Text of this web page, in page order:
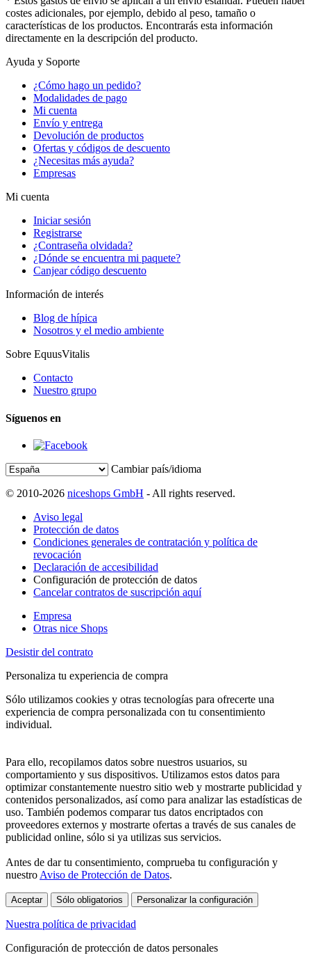
costes adicionales, por ejemplo, debido al peso, tamaño o
características de los productos. Encontrarás esta información
directamente en la descripción del producto.
Ayuda y Soporte
¿Cómo hago un pedido?
Modalidades de pago
Mi cuenta
Envío y entrega
Devolución de productos
Ofertas y códigos de descuento
¿Necesitas más ayuda?
Empresas
Mi cuenta
Iniciar sesión
Registrarse
¿Contraseña olvidada?
¿Dónde se encuentra mi paquete?
Canjear código descuento
Información de interés
Blog de hípica
Nosotros y el medio ambiente
Sobre EquusVitalis
Contacto
Nuestro grupo
Síguenos en
Cambiar país/idioma
© 2010-2026 niceshops GmbH - All rights reserved.
Aviso legal
Protección de datos
Condiciones generales de contratación y política de
revocación
Declaración de accesibilidad
Configuración de protección de datos
Cancelar contratos de suscripción aquí
Empresa
Otras nice Shops
Desistir del contrato
Personaliza tu experiencia de compra
Sólo utilizamos cookies y otras tecnologías para ofrecerte una
experiencia de compra personalizada con tu consentimiento
individual.
Para ello, recopilamos datos sobre nuestros usuarios, su
comportamiento y sus dispositivos. Utilizamos estos datos para
optimizar constantemente nuestro sitio web y mostrarte publicidad y
contenidos personalizados, así como para analizar las estadísticas de
uso. También podemos comparar tus datos encriptados con
proveedores externos y mostrarte ofertas a través de sus canales de
publicidad online, sólo si ya utilizas sus servicios.
Antes de dar tu consentimiento, comprueba tu configuración y
nuestro Aviso de Protección de Datos.
Aceptar Sólo obligatorios Personalizar la configuración
Nuestra política de privacidad
Configuración de protección de datos personales